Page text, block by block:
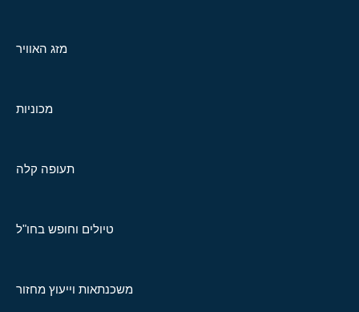
מזג האוויר
מכוניות
תעופה קלה
טיולים וחופש בחו"ל
משכנתאות וייעוץ מחזור